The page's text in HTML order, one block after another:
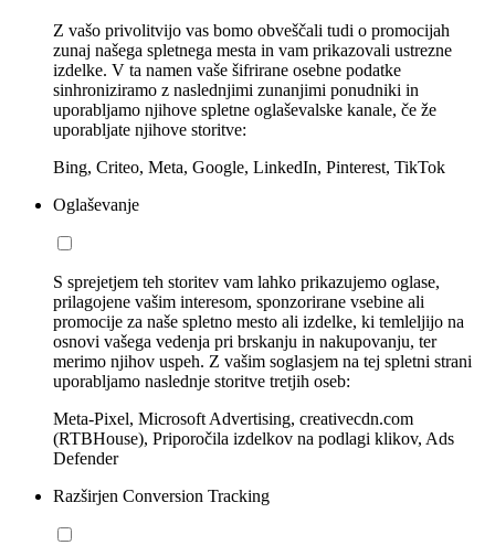
Z vašo privolitvijo vas bomo obveščali tudi o promocijah
zunaj našega spletnega mesta in vam prikazovali ustrezne
izdelke. V ta namen vaše šifrirane osebne podatke
sinhroniziramo z naslednjimi zunanjimi ponudniki in
uporabljamo njihove spletne oglaševalske kanale, če že
uporabljate njihove storitve:
Bing, Criteo, Meta, Google, LinkedIn, Pinterest, TikTok
Oglaševanje
S sprejetjem teh storitev vam lahko prikazujemo oglase,
prilagojene vašim interesom, sponzorirane vsebine ali
promocije za naše spletno mesto ali izdelke, ki temleljijo na
osnovi vašega vedenja pri brskanju in nakupovanju, ter
merimo njihov uspeh. Z vašim soglasjem na tej spletni strani
uporabljamo naslednje storitve tretjih oseb:
Meta-Pixel, Microsoft Advertising, creativecdn.com
(RTBHouse), Priporočila izdelkov na podlagi klikov, Ads
Defender
Razširjen Conversion Tracking